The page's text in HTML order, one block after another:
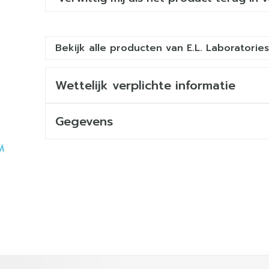
Bekijk alle producten van E.L. Laboratories
Wettelijk verplichte informatie
Gegevens